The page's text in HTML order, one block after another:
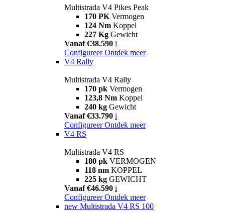
Multistrada V4 Pikes Peak
170 PK Vermogen
124 Nm Koppel
227 Kg Gewicht
Vanaf €38.590 i
Configureer Ontdek meer
V4 Rally
Multistrada V4 Rally
170 pk Vermogen
123,8 Nm Koppel
240 kg Gewicht
Vanaf €33.790 i
Configureer Ontdek meer
V4 RS
Multistrada V4 RS
180 pk VERMOGEN
118 nm KOPPEL
225 kg GEWICHT
Vanaf €46.590 i
Configureer Ontdek meer
new Multistrada V4 RS 100